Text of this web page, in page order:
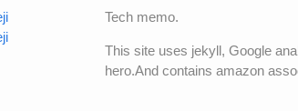
Tech memo.
This site uses jekyll, Google
hero.And contains amazon